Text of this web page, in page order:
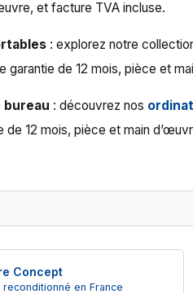
et facture TVA incluse.
: explorez notre
garantie de 12 mois, pièce et
bureau : découvrez nos
de 12 mois, pièce et main
Concept
en France